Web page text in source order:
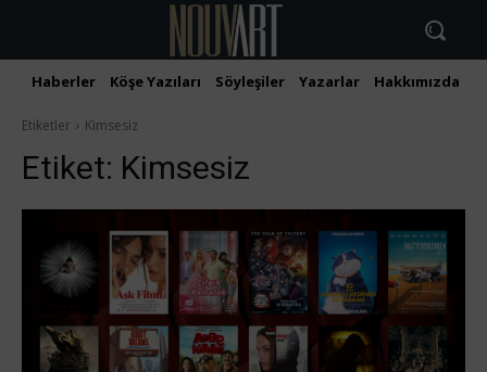
Haberler Köşe Yazıları Söyleşiler Yazarlar Hakkımızda
Etiketler Kimsesiz
Etiket: Kimsesiz